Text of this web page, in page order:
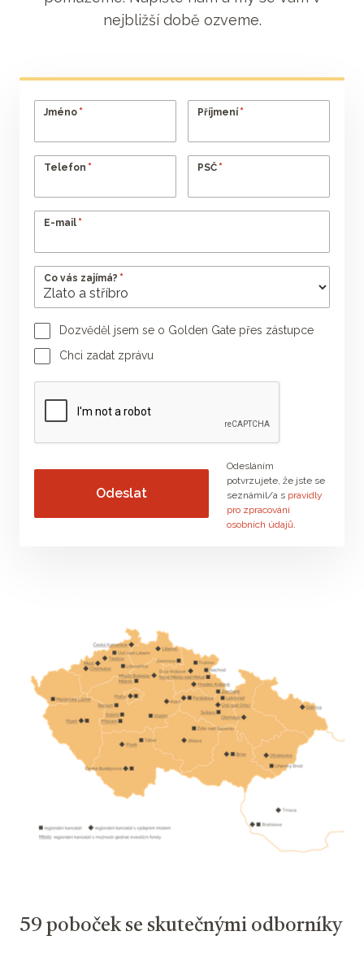
nejbližší době ozveme.
Jméno * Příjmení *
Telefon * PSČ *
E-mail *
Co vás zajímá? *
Dozvěděl jsem se o Golden Gate přes zástupce
Jméno poradce Příjmení poradce
Chci zadat zprávu
Vaše zpráva
Odesláním
potvrzujete, že jste se
seznámil/a s pravidly
pro zpracování
osobních údajů.
59 poboček se skutečnými odborníky